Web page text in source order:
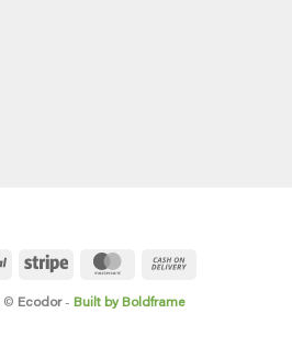
PayPal Stripe MasterCard
© Ecodor- Built by Boldframe